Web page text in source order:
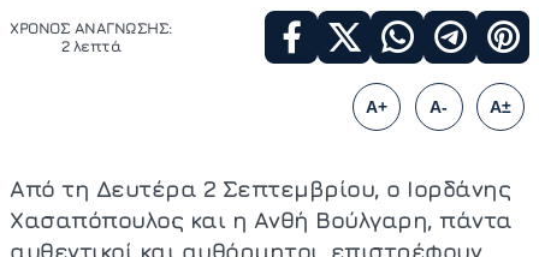
ΧΡΟΝΟΣ ΑΝΑΓΝΩΣΗΣ:
2 λεπτά
A+ A- A±
Από τη Δευτέρα 2 Σεπτεμβρίου, ο Ιορδάνης
Χασαπόπουλος και η Ανθή Βούλγαρη, πάντα
αυθεντικοί και αυθόρμητοι, επιστρέφουν